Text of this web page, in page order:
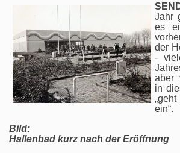
Jahr
es
der
-
aber
in
ein“.
Bild:
Hallenbad kurz nach der Eröffnung